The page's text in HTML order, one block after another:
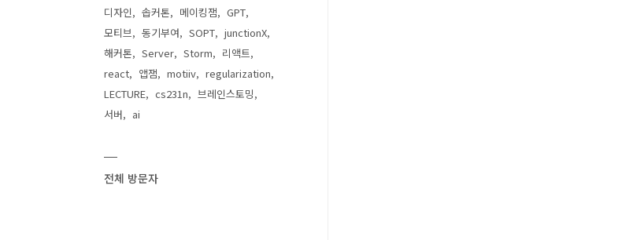
디자인
솝커톤 메이킹잼
GPT
모티브
동기부여 SOPT
junctionX
해커톤
Server Storm
리액트
react
앱잼 motiiv
regularization
LECTURE
cs231n
브레인스토밍
서버
ai
전체 방문자